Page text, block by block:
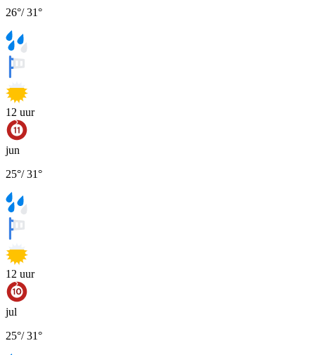
26°/31°
12 uur
jun
25°/31°
12 uur
jul
25°/31°